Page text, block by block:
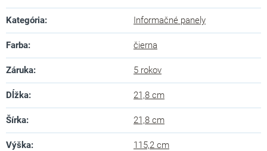
Kategória: Informačné panely
Farba: čierna
Záruka: 5 rokov
Dĺžka: 21,8 cm
Šírka: 21,8 cm
Výška: 115,2 cm